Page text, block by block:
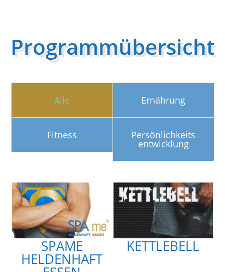
Programmübersicht
Alle Ernährung
Fitness Persönlichkeits
entwicklung
SPAME
HELDENHAFT
KETTLEBELL